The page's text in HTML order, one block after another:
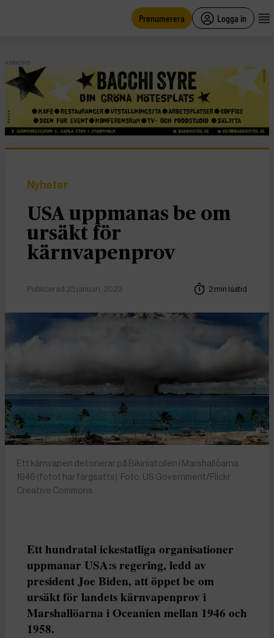
Prenumerera Logga in
ANNONS
Nyheter
USA uppmanas be om
ursäkt för
kärnvapenprov
Publicerad 23 januari, 2023 2 min lästid
Ett kärnvapen detonerar på Bikiniatollen i Marshallöarna
1946 (fotot har färgsatts). Foto: US Government/Flickr
Creative Commons
Ett hundratal ickestatliga organisationer
uppmanar USA:s regering, ledd av
president Joe Biden, att öppet be om
ursäkt för landets kärnvapenprov i
Marshallöarna i Oceanien mellan 1946 och
1958.